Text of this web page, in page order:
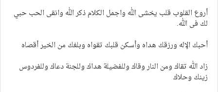
أروع القلوب قلب يخشى الله واجمل الكلام ذكر الله وانقى الحب حبي
لك فى الله.
أحبك الإله ورزقك هداه وأسكن قلبك تقواه وبلغك من الخير أقصاه
زاد الله تقاك ومن النار وقاك وللفضيلة هداك وللجنة دعاك وللفردوس
زينك وحلاك